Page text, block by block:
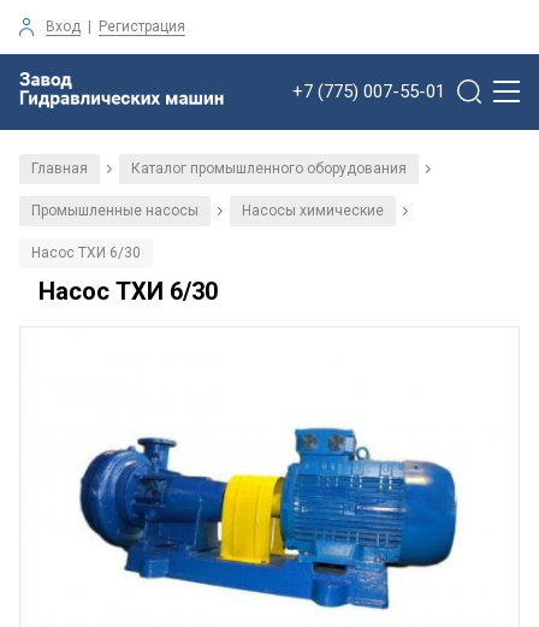
Вход | Регистрация
+7 (775) 007-55-01
Главная / Каталог промышленного оборудования /
Промышленные насосы / Насосы химические /
Насос ТХИ 6/30
Насос ТХИ 6/30